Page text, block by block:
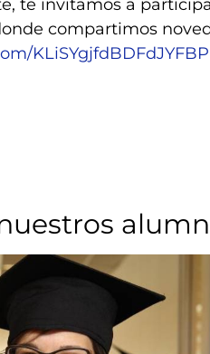
te invitamos a
compartimos